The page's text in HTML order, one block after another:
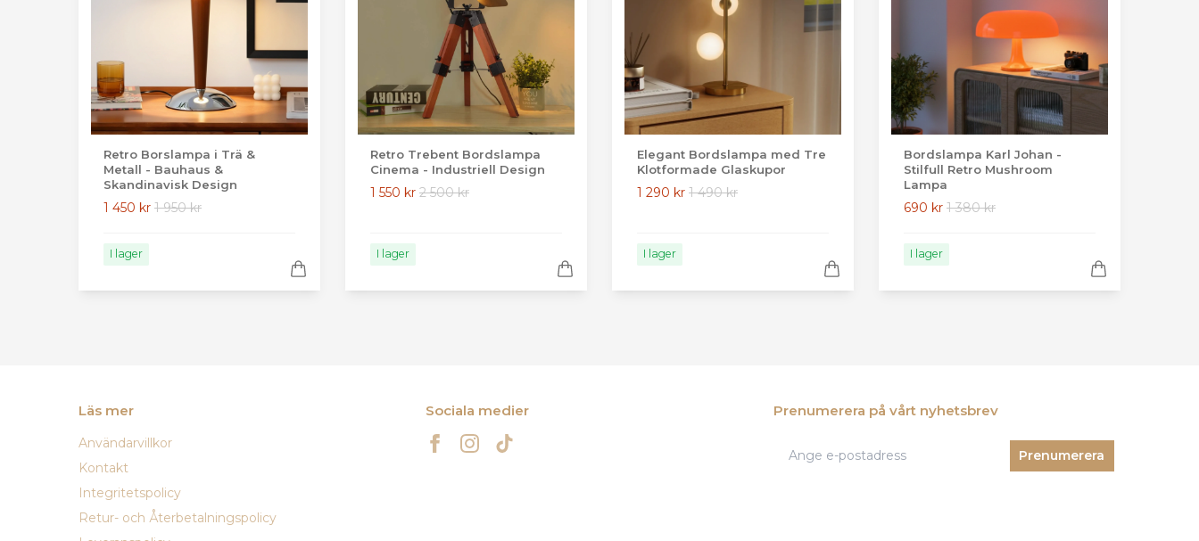
Retro Borslampa i Trä &
Metall - Bauhaus &
Skandinavisk Design
1 450 kr 1 950 kr
I lager
Retro Trebent Bordslampa
Cinema - Industriell Design
1 550 kr 2 500 kr
I lager
Elegant Bordslampa med Tre
Klotformade Glaskupor
1 290 kr 1 490 kr
I lager
Bordslampa Karl Johan -
Stilfull Retro Mushroom
Lampa
690 kr 1 380 kr
I lager
Läs mer
Användarvillkor
Kontakt
Integritetspolicy
Retur- och Återbetalningspolicy
Sociala medier Prenumerera på vårt nyhetsbrev
Prenumerera